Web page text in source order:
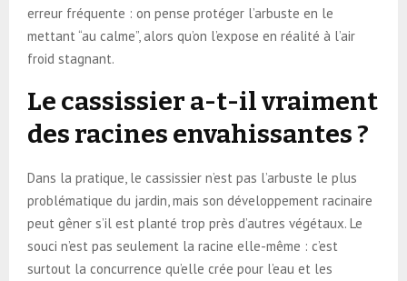
erreur fréquente : on pense protéger l’arbuste en le
mettant “au calme”, alors qu’on l’expose en réalité à l’air
froid stagnant.
Le cassissier a-t-il vraiment
des racines envahissantes ?
Dans la pratique, le cassissier n’est pas l’arbuste le plus
problématique du jardin, mais son développement racinaire
peut gêner s’il est planté trop près d’autres végétaux. Le
souci n’est pas seulement la racine elle-même : c’est
surtout la concurrence qu’elle crée pour l’eau et les